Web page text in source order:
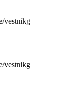
vestnikg
vestnikg